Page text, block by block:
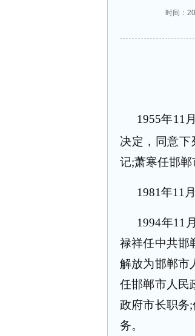
时间：
1955年11
决定，同意下
记;萧寒任邯郸
1981年11 月
1994年11
禄祥任中共邯
解放为邯郸市
任邯郸市人民
政府市长职务;
务。